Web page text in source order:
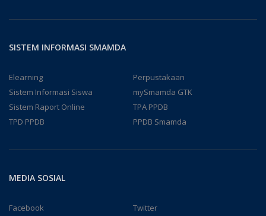
SISTEM INFORMASI SMAMDA
Elearning
Perpustakaan
Sistem Informasi Siswa
mySmamda GTK
Sistem Raport Online
TPA PPDB
TPD PPDB
PPDB Smamda
MEDIA SOSIAL
Facebook
Twitter